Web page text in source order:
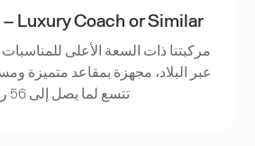
Luxury Coach or Similar
مركبتنا ذات السعة الأعلى للمناسبات
عبر البلاد، مجهزة بمقاعد متميزة
تتسع لما يصل إلى 56 راكبًا.